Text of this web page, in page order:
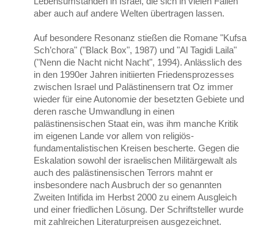
aber auch auf andere Welten übertragen lassen.
Auf besondere Resonanz stießen die Romane "Kufsa
Sch’chora" ("Black Box", 1987) und "Al Tagidi Laila"
("Nenn die Nacht nicht Nacht", 1994). Anlässlich des
in den 1990er Jahren initiierten Friedensprozesses
zwischen Israel und Palästinensern trat Oz immer
wieder für eine Autonomie der besetzten Gebiete und
deren rasche Umwandlung in einen
palästinensischen Staat ein, was ihm manche Kritik
im eigenen Lande vor allem von religiös-
fundamentalistischen Kreisen bescherte. Gegen die
Eskalation sowohl der israelischen Militärgewalt als
auch des palästinensischen Terrors mahnt er
insbesondere nach Ausbruch der so genannten
Zweiten Intifida im Herbst 2000 zu einem Ausgleich
und einer friedlichen Lösung. Der Schriftsteller wurde
mit zahlreichen Literaturpreisen ausgezeichnet.